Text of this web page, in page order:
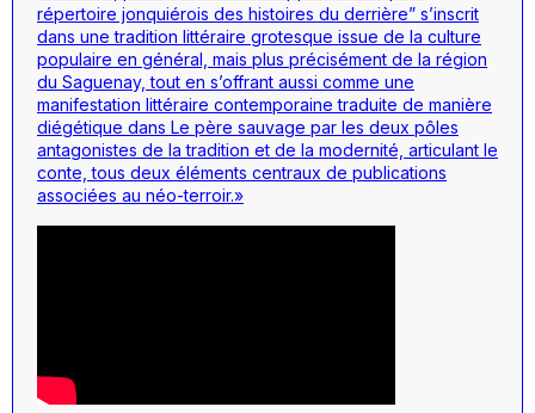
répertoire jonquiérois des histoires du derrière” s’inscrit
dans une tradition littéraire grotesque issue de la culture
populaire en général, mais plus précisément de la région
du Saguenay, tout en s’offrant aussi comme une
manifestation littéraire contemporaine traduite de manière
diégétique dans Le père sauvage par les deux pôles
antagonistes de la tradition et de la modernité, articulant le
conte, tous deux éléments centraux de publications
associées au néo-terroir.»